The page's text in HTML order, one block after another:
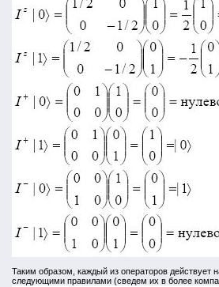
Таким образом, каждый из операторов действует
следующими правилами (сведем их в более